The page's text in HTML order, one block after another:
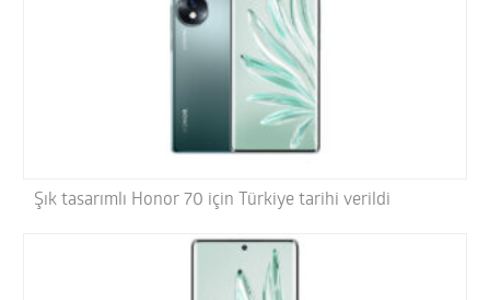
Şık tasarımlı Honor 70 için Türkiye tarihi verildi